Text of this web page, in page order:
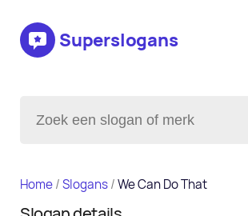
Superslogans
Home/Slogans/We Can Do That